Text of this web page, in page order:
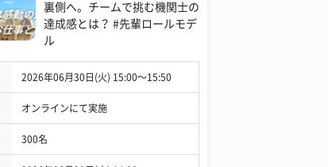
裏側へ。チームで挑む機関士の
達成感とは？ #先輩ロールモデ
ル
2026年06月30日(火) 15:00〜15:50
オンラインにて実施
300名